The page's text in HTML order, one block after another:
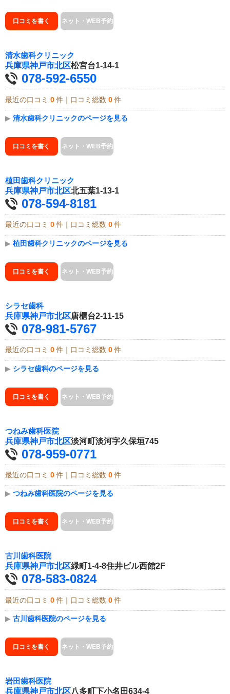
口コミを書く ネット・WEB予約
清水歯科クリニック
兵庫県神戸市北区松宮台1-14-1
078-592-6550
最近の口コミ 0 件｜口コミ総数 0 件
▶ 清水歯科クリニックのページを見る
口コミを書く ネット・WEB予約
植田歯科クリニック
兵庫県神戸市北区北五葉1-13-1
078-594-8181
最近の口コミ 0 件｜口コミ総数 0 件
▶ 植田歯科クリニックのページを見る
口コミを書く ネット・WEB予約
シラセ歯科
兵庫県神戸市北区唐櫃台2-11-15
078-981-5767
最近の口コミ 0 件｜口コミ総数 0 件
▶ シラセ歯科のページを見る
口コミを書く ネット・WEB予約
つねみ歯科医院
兵庫県神戸市北区淡河町淡河字久保垣745
078-959-0771
最近の口コミ 0 件｜口コミ総数 0 件
▶ つねみ歯科医院のページを見る
口コミを書く ネット・WEB予約
古川歯科医院
兵庫県神戸市北区緑町1-4-8住井ビル西館2F
078-583-0824
最近の口コミ 0 件｜口コミ総数 0 件
▶ 古川歯科医院のページを見る
口コミを書く ネット・WEB予約
岩田歯科医院
兵庫県神戸市北区八多町下小名田634-4